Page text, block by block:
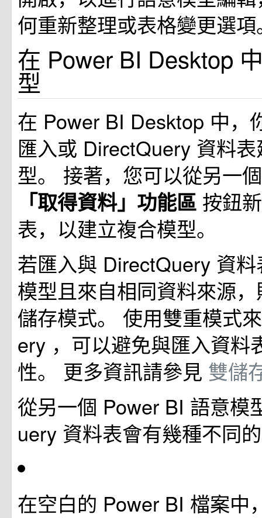
何重新整理或表格變更選項
在 Power BI Desktop
型
在 Power BI Desktop 中，
匯入或 DirectQuery 資料
型。 接著，您可以從另一
「取得資料」功能區 按鈕
表，以建立複合模型。
若匯入與 DirectQuery 資
模型且來自相同資料來源
儲存模式。 使用雙重模式
ery ，可以避免與匯入資料
性。 更多資訊請參見 雙儲
從另一個 Power BI 語意模
uery 資料表會有幾種不同
在空白的 Power BI 檔案中